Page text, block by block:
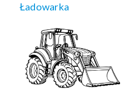
Ładowarka